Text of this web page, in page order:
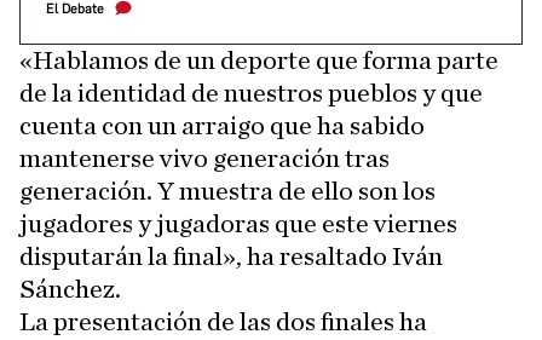
El Debate
«Hablamos de un deporte que forma parte
de la identidad de nuestros pueblos y que
cuenta con un arraigo que ha sabido
mantenerse vivo generación tras
generación. Y muestra de ello son los
jugadores y jugadoras que este viernes
disputarán la final», ha resaltado Iván
Sánchez.
La presentación de las dos finales ha